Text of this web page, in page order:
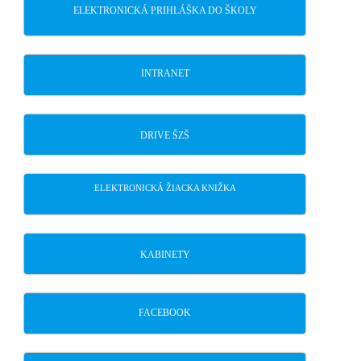
ELEKTRONICKÁ PRIHLÁŠKA DO ŠKOLY
INTRANET
DRIVE ŠZŠ
ELEKTRONICKÁ ŽIACKA KNIŽKA
KABINETY
FACEBOOK